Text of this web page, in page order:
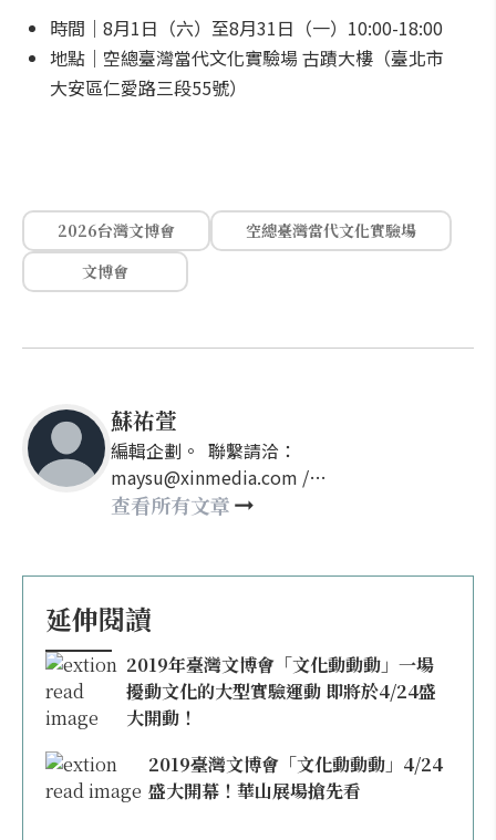
時間｜8月1日（六）至8月31日（一）10:00-18:00
地點｜空總臺灣當代文化實驗場 古蹟大樓（臺北市
大安區仁愛路三段55號）
2026台灣文博會
空總臺灣當代文化實驗場
文博會
蘇祐萱
編輯企劃。 聯繫請洽：
maysu@xinmedia.com /
may860527@gmail.com
查看所有文章
延伸閱讀
2019年臺灣文博會「文化動動動」一場
擾動文化的大型實驗運動 即將於4/24盛
大開動！
2019臺灣文博會「文化動動動」4/24
盛大開幕！華山展場搶先看